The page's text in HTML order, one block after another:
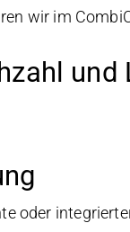
wir im
und
oder